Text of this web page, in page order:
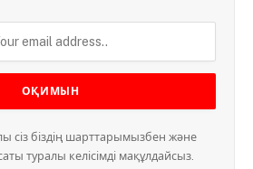
сіз біздің шарттарымызбен және
туралы келісімді мақұлдайсыз.